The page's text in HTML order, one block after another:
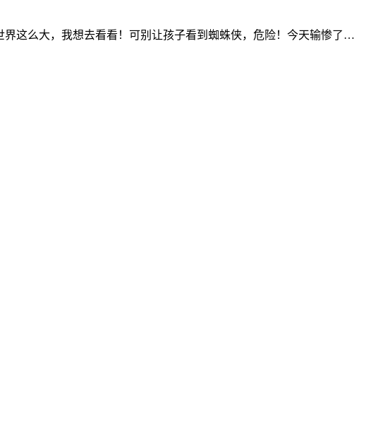
这么大，我想去看看！可别让孩子看到蜘蛛侠，危险！今天输惨了…